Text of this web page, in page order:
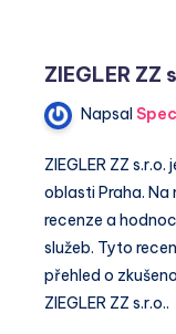
ZIEGLER
Napsal
ZIEGLER ZZ
oblasti Praha.
recenze a
služeb. Tyto
přehled o
ZIEGLER ZZ s.r.o..